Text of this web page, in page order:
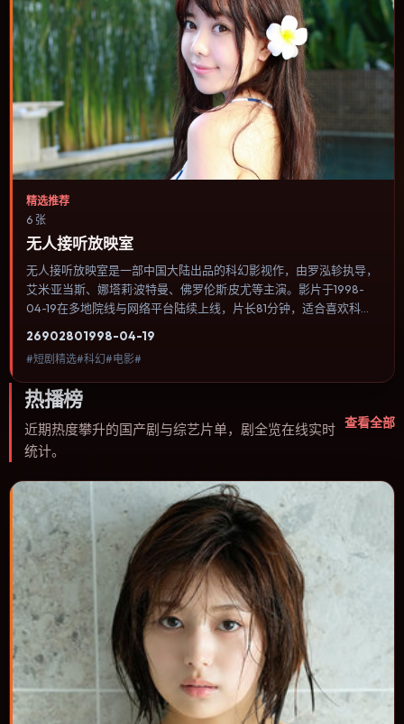
精选推荐
6 张
无人接听放映室
无人接听放映室是一部中国大陆出品的科幻影视作，由罗泓轸执导，
艾米·亚当斯、娜塔莉·波特曼、佛罗伦斯·皮尤等主演。影片于1998-
04-19在多地院线与网络平台陆续上线，片长81分钟，适合喜欢科幻
选择与情节推进，节奏与视听语言统一，可作为休闲观影或类型片补
片的选择。
26902801998-04-19
#短剧精选#科幻#电影#
热播榜
近期热度攀升的国产剧与综艺片单，剧全览在线实时
统计。
查看全部